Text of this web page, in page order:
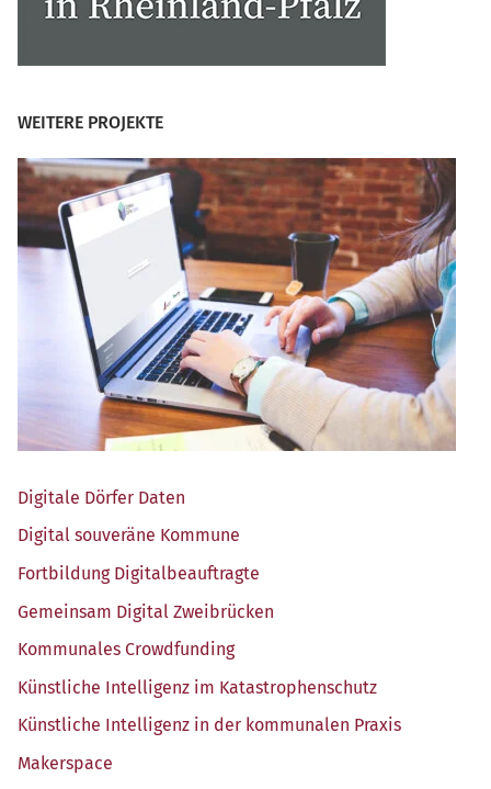
WEITERE PROJEKTE
Digi­ta­le Dör­fer Daten
Digi­tal sou­ve­rä­ne Kommune
Fort­bil­dung Digitalbeauftragte
Gemein­sam Digi­tal Zweibrücken
Kom­mu­na­les Crowdfunding
Künst­li­che Intel­li­genz im Katastrophenschutz
Künst­li­che Intel­li­genz in der kom­mu­na­len Praxis
Maker­space